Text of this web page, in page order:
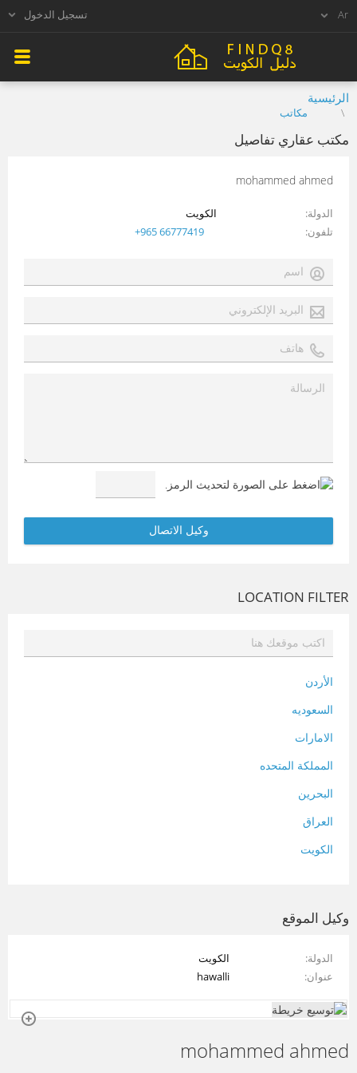
تسجيل الدخول
الرئيسية
مكاتب
مكتب عقاري تفاصيل
mohammed ahmed
الدولة
الكويت
تلفون
+965 66777419
LOCATION FILTER
الأردن
السعوديه
الامارات
المملكة المتحده
البحرين
العراق
الكويت
فلسطين
سوريا
تونس
وكيل الموقع
الدولة
الكويت
عنوان
hawalli
mohammed ahmed